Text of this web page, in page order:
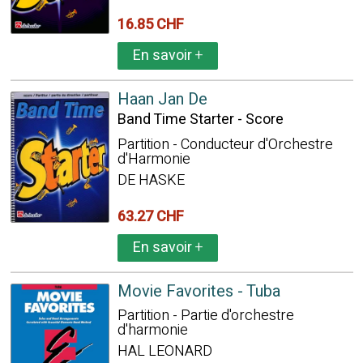
16.85 CHF
En savoir+
Haan Jan De
Band Time Starter - Score
Partition - Conducteur d'Orchestre
d'Harmonie
DE HASKE
63.27 CHF
En savoir+
Movie Favorites - Tuba
Partition - Partie d'orchestre
d'harmonie
HAL LEONARD